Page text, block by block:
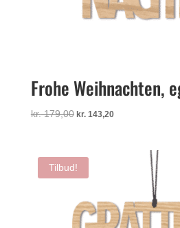
Frohe Weihnachten,
kr.179,00 Den
kr. 179,00.
kr.143,20Den
kr. 143,20.
Tilbud!